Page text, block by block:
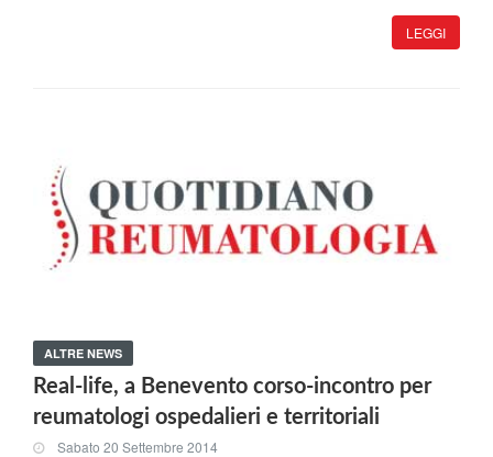
LEGGI
ALTRE NEWS
Real-life, a Benevento corso-incontro per
reumatologi ospedalieri e territoriali
Sabato 20 Settembre 2014